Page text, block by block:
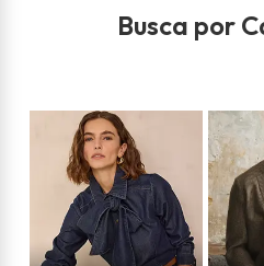
Busca por